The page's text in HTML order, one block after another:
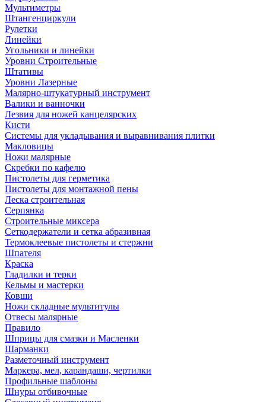
Мультиметры
Штангенциркули
Рулетки
Линейки
Угольники и линейки
Уровни Строительные
Штативы
Уровни Лазерные
Малярно-штукатурный инструмент
Валики и ванночки
Лезвия для ножей канцелярских
Кисти
Системы для укладывания и выравнивания плитки
Макловицы
Ножи малярные
Скребки по кафелю
Пистолеты для герметика
Пистолеты для монтажной пены
Леска строительная
Серпянка
Строительные миксера
Сеткодержатели и сетка абразивная
Термоклеевые пистолеты и стержни
Шпателя
Краска
Гладилки и терки
Кельмы и мастерки
Ковши
Ножи складные мультитулы
Отвесы малярные
Правило
Шприцы для смазки и Масленки
Шарманки
Разметочный инструмент
Маркера, мел, карандаши, чертилки
Профильные шаблоны
Шнуры отбивочные